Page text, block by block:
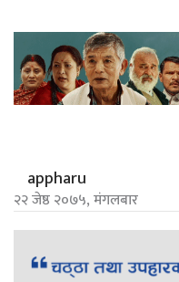
appharu
२२ जेष्ठ २०७५, मंगलबार